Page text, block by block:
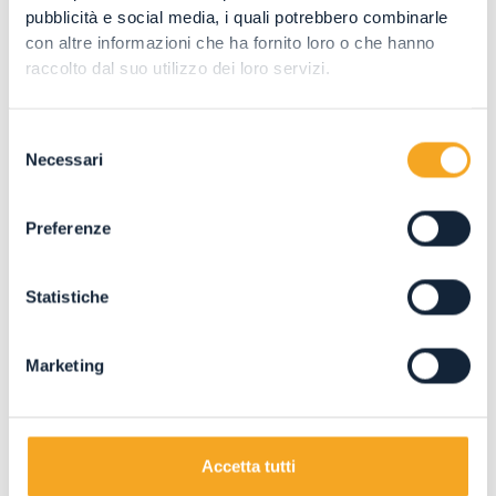
pubblicità e social media, i quali potrebbero combinarle
con altre informazioni che ha fornito loro o che hanno
raccolto dal suo utilizzo dei loro servizi.
delNecessari
Preferenze
Statistiche
Marketing
Accetta tutti
Abbiamo raccolto per voi alcune informazioni
utili sulla mobilità...